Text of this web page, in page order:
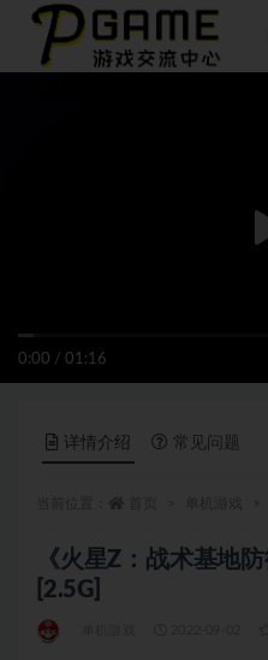
0:00 / 01:16
详情介绍 常见问题
《火星Z：战术基地
[2.5G]
全部